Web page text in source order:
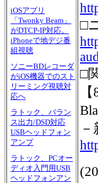
iOSアプリ
「Twonky Beam」
がDTCP-IP対応。
iPhoneで地デジ番
組視聴
ソニーBDレコーダ
がiOS機器でのスト
リーミング視聴対
応へ
ラトック、バラン
ス出力/DSD対応
USBヘッドフォン
アンプ
ラトック、PCオー
ディオ入門用USB
ヘッドフォンアン
□
□
(